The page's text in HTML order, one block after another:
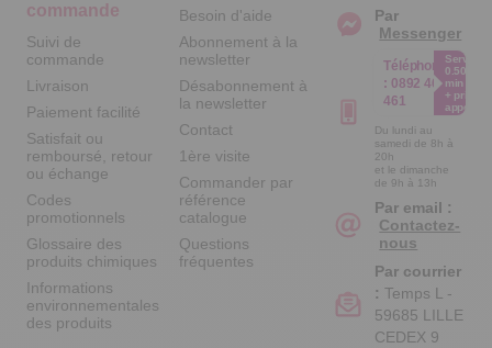
commande
Suivi de
commande
Livraison
Paiement facilité
Satisfait ou
remboursé, retour
ou échange
Codes
promotionnels
Glossaire des
produits chimiques
Informations
environnementales
des produits
Besoin d'aide
Abonnement à la
newsletter
Désabonnement à
la newsletter
Contact
1ère visite
Commander par
référence
catalogue
Questions
fréquentes
Par
Messenger
Téléphone
: 0892 461
461
Service
0.50€ /
min
+ prix
appel
Du lundi au
samedi de 8h à
20h
et le dimanche
de 9h à 13h
Par email :
Contactez-
nous
Par courrier
: Temps L -
59685 LILLE
CEDEX 9